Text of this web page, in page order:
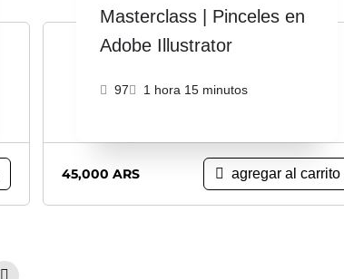
Masterclass | Pinceles en
Adobe Illustrator
97 1 hora 15 minutos
45,000 ARS agregar al carrito